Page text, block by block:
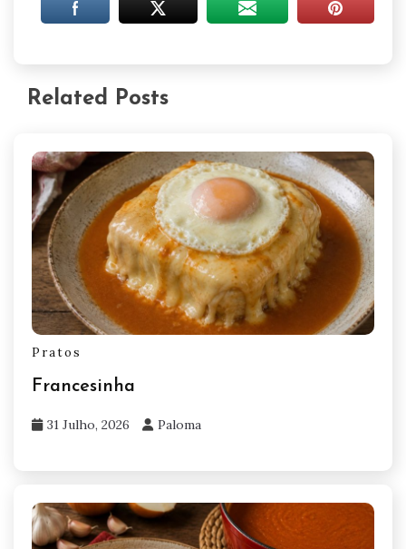
Related Posts
Pratos
Francesinha
31 Julho, 2026 Paloma